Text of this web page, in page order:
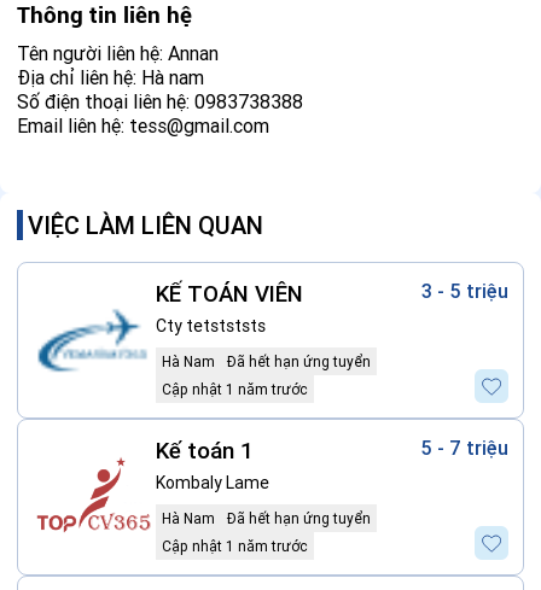
Thông tin liên hệ
Tên người liên hệ: Annan
Địa chỉ liên hệ: Hà nam
Số điện thoại liên hệ: 0983738388
Email liên hệ: tess@gmail.com
VIỆC LÀM LIÊN QUAN
KẾ TOÁN VIÊN
Cty tetstststs
3 - 5 triệu
Hà Nam
Đã hết hạn ứng tuyển
Cập nhật 1 năm trước
Kế toán 1
Kombaly Lame
5 - 7 triệu
Hà Nam
Đã hết hạn ứng tuyển
Cập nhật 1 năm trước